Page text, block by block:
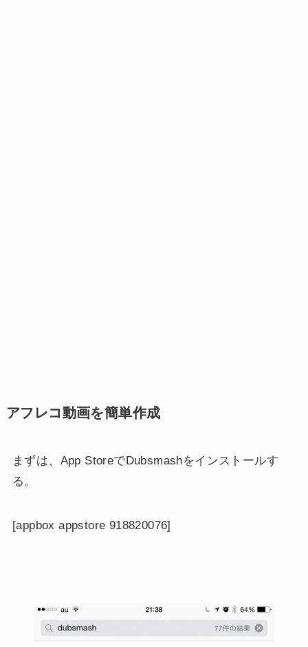
アフレコ動画を簡単作成
まずは、App StoreでDubsmashをインストールす
る。
[appbox appstore 918820076]